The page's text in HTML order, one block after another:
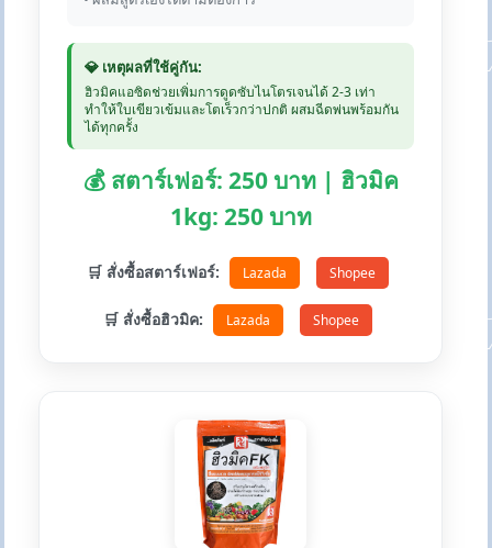
💎 เหตุผลที่ใช้คู่กัน:
ฮิวมิคแอซิดช่วยเพิ่มการดูดซับไนโตรเจนได้ 2-3 เท่า
ทำให้ใบเขียวเข้มและโตเร็วกว่าปกติ ผสมฉีดพ่นพร้อมกัน
ได้ทุกครั้ง
💰 สตาร์เฟอร์: 250 บาท | ฮิวมิค
1kg: 250 บาท
🛒 สั่งซื้อสตาร์เฟอร์: Lazada Shopee
🛒 สั่งซื้อฮิวมิค: Lazada Shopee